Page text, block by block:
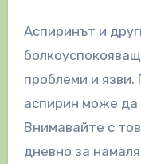
Аспиринът и
проблеми и язви.
аспирин може да
Внимавайте с
дневно за